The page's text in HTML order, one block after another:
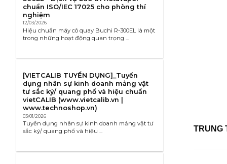
chuẩn ISO/IEC 17025 cho phòng thí
nghiệm
12/03/2026
Hiệu chuẩn máy cô quay Buchi R-300EL là một
trong những hoạt động quan trọng ...
[VIETCALIB TUYỂN DỤNG]_Tuyển
dụng nhân sự kinh doanh mảng vật
tư sắc ký/ quang phổ và hiệu chuẩn
vietCALIB (www.vietcalib.vn |
www.technoshop.vn)
03/01/2026
Tuyển dụng nhân sự kinh doanh mảng vật tư
sắc ký/ quang phổ và hiệu ...
TRUNG